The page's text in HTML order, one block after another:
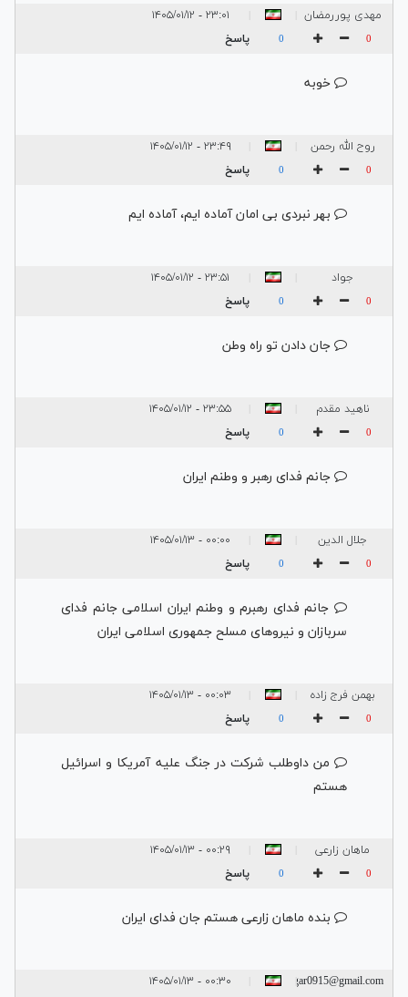
مهدی پوررمضان ۲۳:۰۱ - ۱۴۰۵/۰۱/۱۲
0
0 پاسخ
خوبه
روح الله رحمن
زاده
۲۳:۴۹ - ۱۴۰۵/۰۱/۱۲
0
0 پاسخ
بهر نبردی بی امان آماده ایم، آماده ایم
جواد ۲۳:۵۱ - ۱۴۰۵/۰۱/۱۲
0
0 پاسخ
جان دادن تو راه وطن
ناهید مقدم ۲۳:۵۵ - ۱۴۰۵/۰۱/۱۲
0
0 پاسخ
جانم فدای رهبر و وطنم ایران
جلال الدین
نیرومند
۰۰:۰۰ - ۱۴۰۵/۰۱/۱۳
0
0 پاسخ
جانم فدای رهبرم و وطنم ایران اسلامی جانم فدای
سربازان و نیروهای مسلح جمهوری اسلامی ایران
بهمن فرج زاده ۰۰:۰۳ - ۱۴۰۵/۰۱/۱۳
0
0 پاسخ
من داوطلب شرکت در جنگ علیه آمریکا و اسرائیل
هستم
ماهان زارعی ۰۰:۲۹ - ۱۴۰۵/۰۱/۱۳
0
0 پاسخ
بنده ماهان زارعی هستم جان فدای ایران
alirezaakhgar0915@gmail.com ۰۰:۳۰ - ۱۴۰۵/۰۱/۱۳